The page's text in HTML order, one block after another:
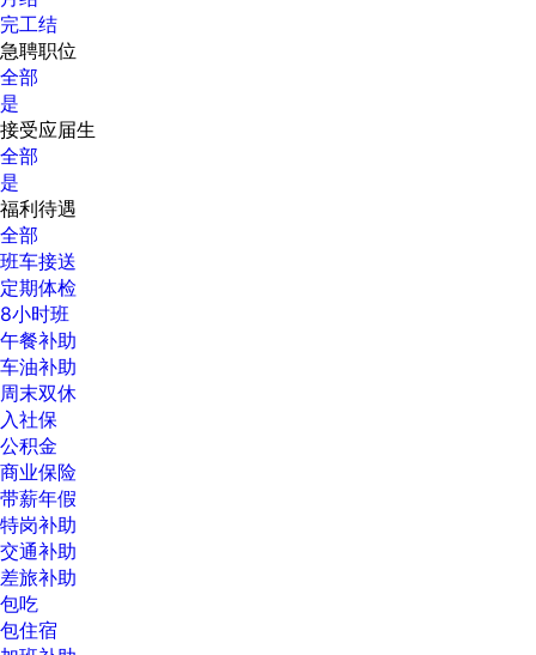
完工结
急聘职位
全部
是
接受应届生
全部
是
福利待遇
全部
班车接送
定期体检
8小时班
午餐补助
车油补助
周末双休
入社保
公积金
商业保险
带薪年假
特岗补助
交通补助
差旅补助
包吃
包住宿